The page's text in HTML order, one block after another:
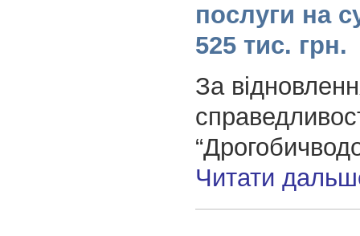
послуги на
525 тис. грн.
За
Читати